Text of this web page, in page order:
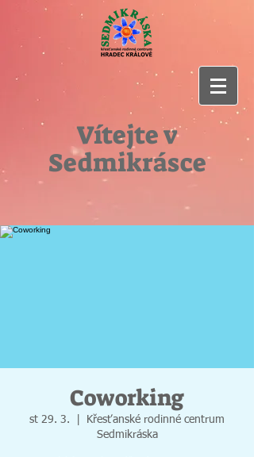
Vítejte v
Sedmikrásce
Coworking
st 29. 3.
Křesťanské rodinné centrum
Sedmikráska